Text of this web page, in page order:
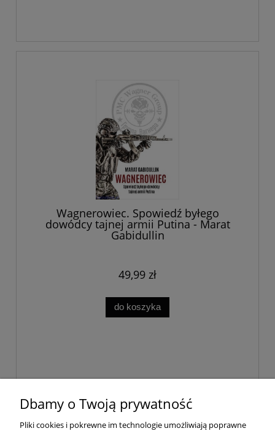
Wagnerowiec. Spowiedź byłego
dowódcy tajnej armii Putina - Marat
Gabidullin
49,99 zł
do koszyka
Pomoc
Dbamy o Twoją prywatność
Pliki cookies i pokrewne im technologie umożliwiają poprawne